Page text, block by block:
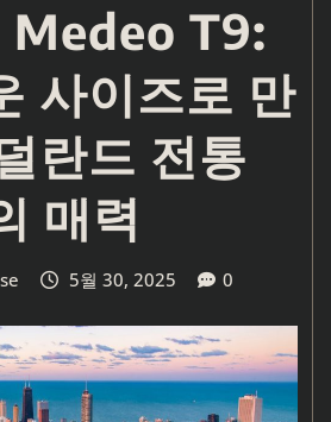
Medeo T9:
사이즈로 만
란드 전통
매력
5월 30, 2025 0